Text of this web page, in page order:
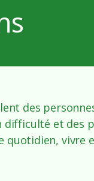
des
difficulté et des
vivre